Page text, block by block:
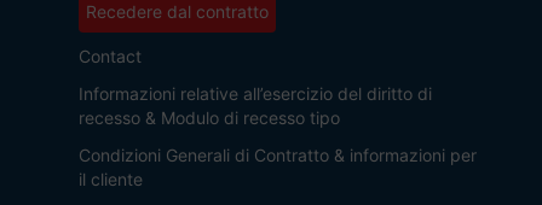
Recedere dal contratto
Contact
Informazioni relative all’esercizio del diritto di
recesso & Modulo di recesso tipo
Condizioni Generali di Contratto & informazioni per
il cliente